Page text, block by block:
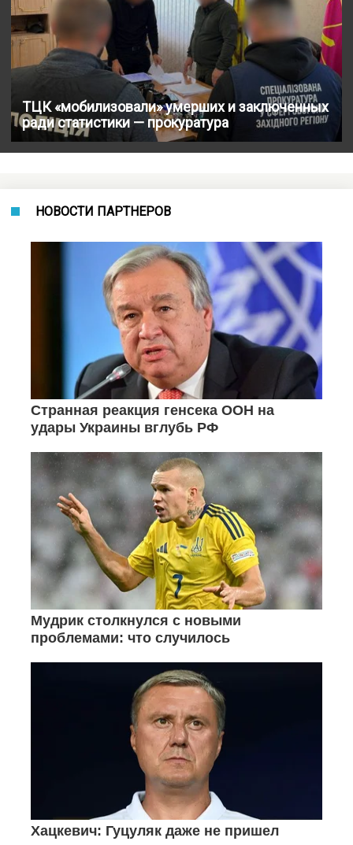
ТЦК «мобилизовали» умерших и заключенных
ради статистики — прокуратура
НОВОСТИ ПАРТНЕРОВ